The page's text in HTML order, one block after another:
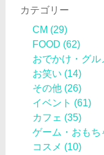
カテゴリー
CM (29)
FOOD (62)
おでかけ・グル
お笑い (14)
その他 (26)
イベント (61)
カフェ (35)
ゲーム・おもち
コスメ (10)